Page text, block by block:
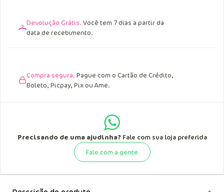
Devolução Grátis. Você tem 7 dias a partir da
data de recebimento.
Compra segura. Pague com o Cartão de Crédito,
Boleto, Picpay, Pix ou Ame.
Precisando de uma ajudinha?Fale com sua loja preferida
Fale com a gente